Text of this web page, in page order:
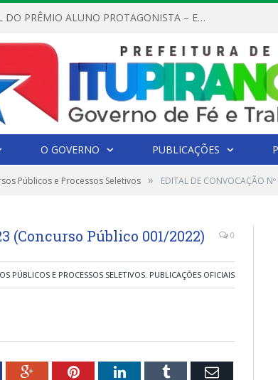
REGULAMENTO OFICIAL DO PRÊMIO ALUNO PROTAGONISTA – EDIÇÃO 2026
O GOVERNO PUBLICAÇÕES
Públicos e Processos Seletivos » EDITAL DE CONVOCAÇÃO
(Concurso Público 001/2022) 0
PÚBLICOS E PROCESSOS SELETIVOS, PUBLICAÇÕES OFICIAIS
Google+PinterestLinkedInTumblr Email